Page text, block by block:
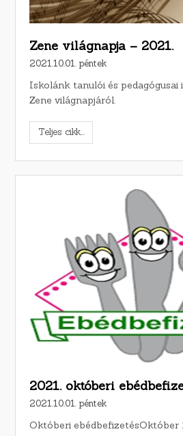
Zene világnapja – 2021.
2021.10.01. péntek
Iskolánk tanulói és
Zene világnapjáról.
Teljes cikk...
2021. októberi
2021.10.01. péntek
Októberi ebédbefizetésOktóber